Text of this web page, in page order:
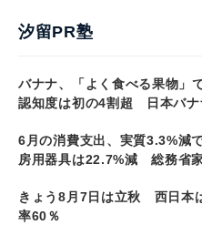
汐留PR塾
バナナ、「よく食べる果物
認知度は初の4割超 日本バナ
6月の消費支出、実質3.3%
房用器具は22.7%減 総務省
きょう8月7日は立秋 西日本
率60％